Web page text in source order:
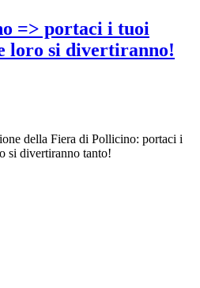
=> portaci i tuoi
loro si divertiranno!
della Fiera di Pollicino: portaci i
si divertiranno tanto!